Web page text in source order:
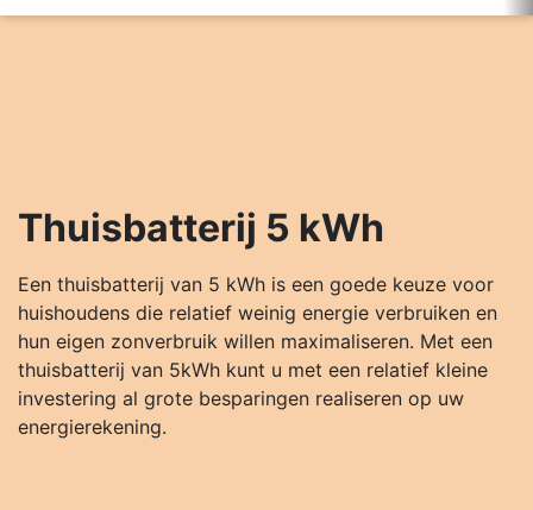
Thuisbatterij 5 kWh
Een thuisbatterij van 5 kWh is een goede keuze voor
huishoudens die relatief weinig energie verbruiken en
hun eigen zonverbruik willen maximaliseren. Met een
thuisbatterij van 5kWh kunt u met een relatief kleine
investering al grote besparingen realiseren op uw
energierekening.